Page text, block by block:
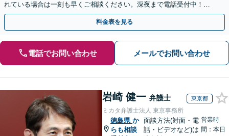
れている場合は一刻も早くご相談ください。深夜まで電話受付中！痴
漢／盗撮／のぞき／その他性犯罪など
料金表を見る
電話でお問い合わせ メールでお問い合わせ
岩崎 健一 弁護士 東京都
ミカタ弁護士法人 東京事務所
徳島県 か
らも相談
面談方法(対面・電
話・ビデオなど)は
営業時
間：本日